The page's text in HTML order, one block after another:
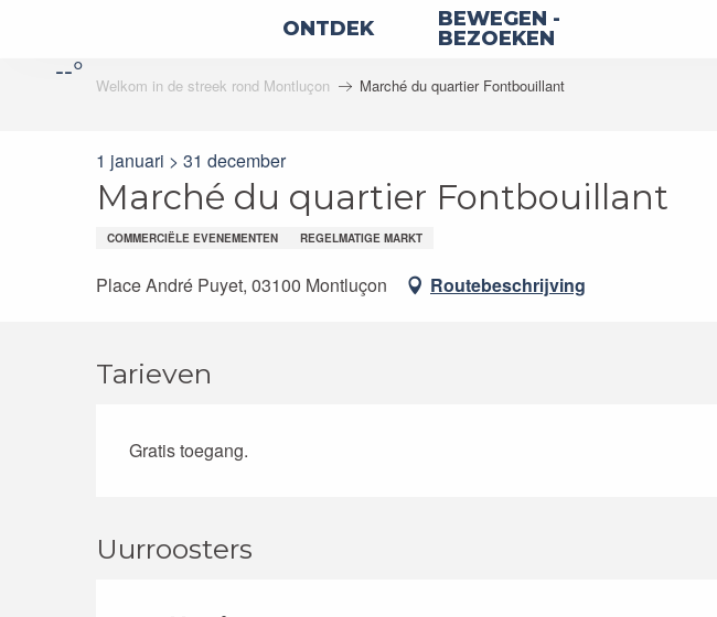
contenu--°
ONTDEK
BEWEGEN -
BEZOEKEN
Welkom in de streek rond Montluçon Marché du quartier Fontbouillant
1 januari > 31 december
Marché du quartier Fontbouillant
COMMERCIËLE EVENEMENTEN REGELMATIGE MARKT
Place André Puyet, 03100 Montluçon Routebeschrijving
Tarieven
Gratis toegang.
Uurroosters